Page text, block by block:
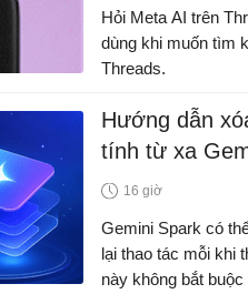
Hỏi Meta AI trên
dùng khi muốn tìm
Threads.
Hướng dẫn
tính từ xa
16 giờ
Gemini Spark có
lại thao tác mỗi khi
này không bắt